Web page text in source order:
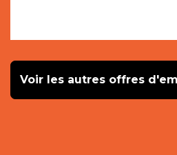
Voir les autres offres